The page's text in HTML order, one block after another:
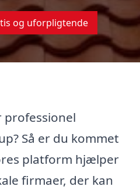
og uforpligtende
professionel
Så er du kommet
platform hjælper
firmaer, der kan